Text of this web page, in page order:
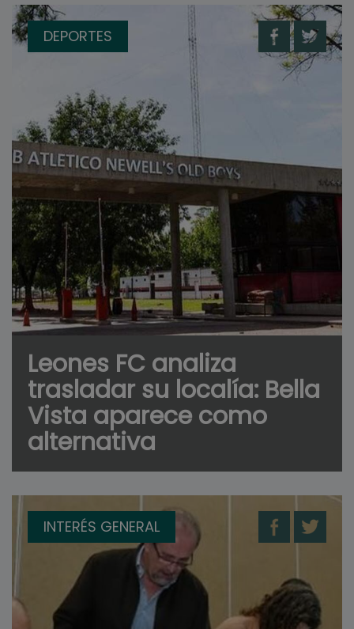
DEPORTES
Leones FC analiza
trasladar su localía: Bella
Vista aparece como
alternativa
INTERÉS GENERAL